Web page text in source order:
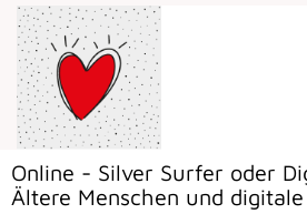
Online - Silver Surfer oder
Ältere Menschen und